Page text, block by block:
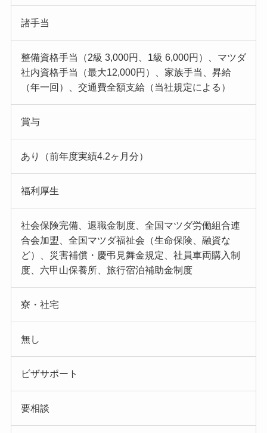
諸手当
整備資格手当（2級 3,000円、1級 6,000円）、マツダ
社内資格手当（最大12,000円）、家族手当、昇給
（年一回）、交通費全額支給（当社規定による）
賞与
あり（前年度実績4.2ヶ月分）
福利厚生
社会保険完備、退職金制度、全国マツダ労働組合連
合会加盟、全国マツダ福祉会（生命保険、融資な
ど）、災害補償・慶弔見舞金規定、社員車両購入制
度、六甲山保養所、旅行宿泊補助金制度
寮・社宅
無し
ビザサポート
要相談